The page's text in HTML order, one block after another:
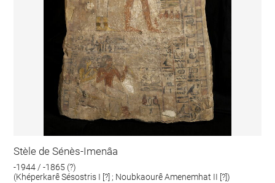
Stèle de Sénès-Imenâa
-1944 / -1865 (?)
(Khéperkarê Sésostris I [?] ; Noubkaourê Amenemhat II [?])